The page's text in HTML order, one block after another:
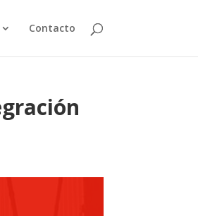
Contacto